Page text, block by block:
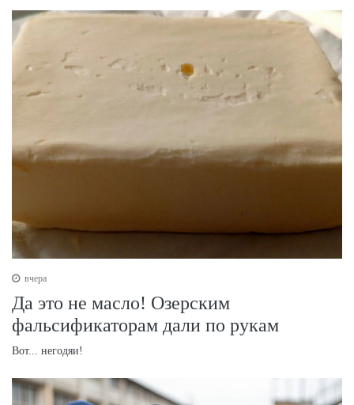
вчера
Да это не масло! Озерским
фальсификаторам дали по рукам
Вот... негодяи!